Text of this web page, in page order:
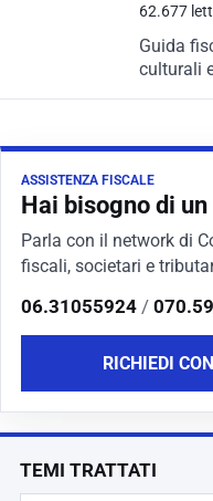
62.677
Guida
culturali
ASSISTENZA FISCALE
Hai bisogno di
Parla con il network di
fiscali, societari e
06.31055924 /
RICHIEDI
TEMI TRATTATI